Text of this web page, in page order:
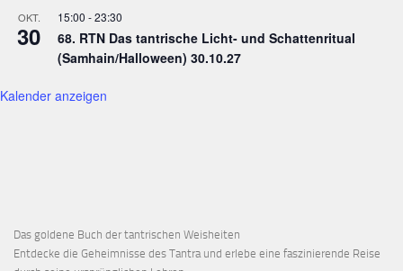
OKT.
30
15:00 -23:30
68. RTN Das tantrische Licht- und Schattenritual
(Samhain/Halloween) 30.10.27
Kalender anzeigen
Das goldene Buch der tantrischen Weisheiten
Entdecke die Geheimnisse des Tantra und erlebe eine faszinierende Reise